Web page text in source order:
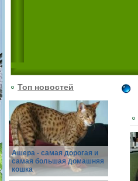
Топ новостей
Ашера - самая дорогая и
самая большая домашняя
кошка